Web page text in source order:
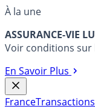
À la une
ASSURANCE-VIE
Voir conditions sur
En Savoir Plus
France